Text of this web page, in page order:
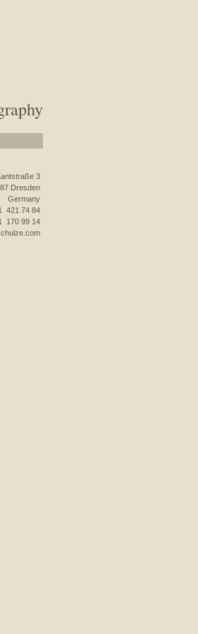
3
Dresden
Germany
421 74 84
170 99 14